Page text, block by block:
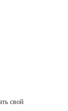
свой